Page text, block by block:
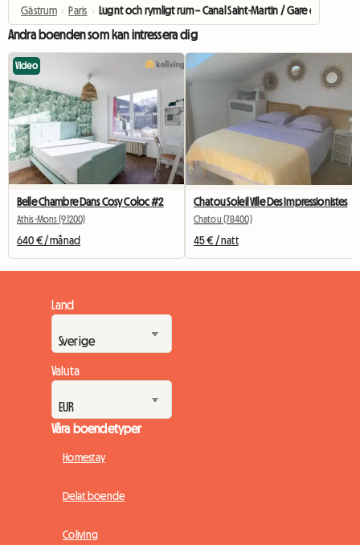
Gästrum › Paris › Lugnt och rymligt rum – Canal Saint-Martin / Gare du Nord
Andra boenden som kan intressera dig
Video
Belle Chambre Dans Cosy Coloc #2
Athis-Mons (91200)
640 € / månad
Chatou Soleil Ville Des Impressionistes
Chatou (78400)
45 € / natt
Land
Valuta
Våra boendetyper
Homestay
Delat boende
Coliving